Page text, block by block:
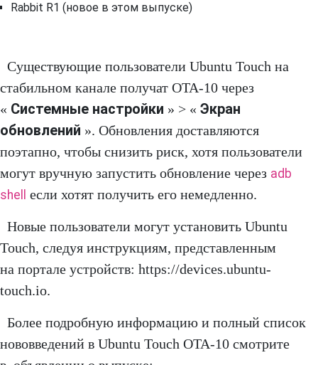
Rabbit R1 (новое в этом выпуске)
Существующие пользователи Ubuntu Touch на
стабильном канале получат OTA-10 через
« Системные настройки » > « Экран
обновлений ». Обновления доставляются
поэтапно, чтобы снизить риск, хотя пользователи
могут вручную запустить обновление через adb
shell
если хотят получить его немедленно.
Новые пользователи могут установить Ubuntu
Touch, следуя инструкциям, представленным
на портале устройств: https://devices.ubuntu-
touch.io.
Более подробную информацию и полный список
нововведений в Ubuntu Touch OTA-10 смотрите